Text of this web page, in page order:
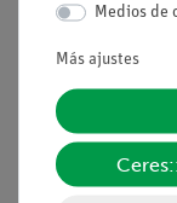
Nº de artículo
Control de
de un
Medios de
Más ajustes